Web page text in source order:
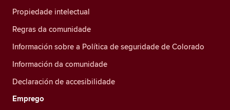
Propiedade intelectual
Regras da comunidade
Información sobre a Política de seguridade de Colorado
Información da comunidade
Declaración de accesibilidade
Emprego